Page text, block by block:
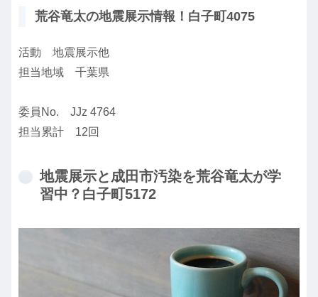
荒谷竜太の地震展示情報！白子町4075
活動 地震展示他
担当地域 千葉県
委員No. JJz 4764
担当累計 12回
地震展示と成田市汚染を荒谷竜太が学
習中？白子町5172